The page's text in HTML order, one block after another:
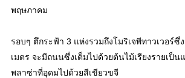
พฤษภาคม
รอบๆ ตึกระฟ้า 3 แห่งรวมถึงโมริเจพีทาวเวอร์ซึ่
เมตร จะมีถนนซึ่งเต็มไปด้วยต้นไม้เรียงรายเป็น
พลาซ่าที่อุดมไปด้วยสีเขียวขจี